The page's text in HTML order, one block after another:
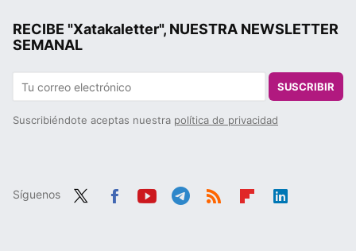
RECIBE "Xatakaletter", NUESTRA NEWSLETTER
SEMANAL
SUSCRIBIR
Suscribiéndote aceptas nuestra política de privacidad
Síguenos